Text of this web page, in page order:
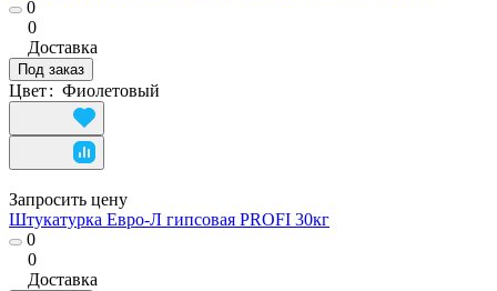
0
0
Доставка
Под заказ
Цвет: Фиолетовый
Запросить цену
Штукатурка Евро-Л гипсовая PROFI 30кг
0
0
Доставка